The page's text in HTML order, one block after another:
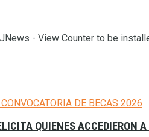
- View Counter to be
QUIENES ACCEDIERON